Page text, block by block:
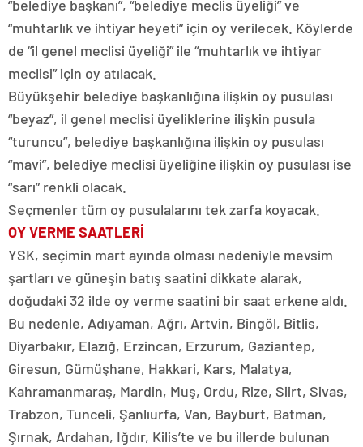
“belediye başkanı”, “belediye meclis üyeliği” ve
“muhtarlık ve ihtiyar heyeti” için oy verilecek. Köylerde
de “il genel meclisi üyeliği” ile “muhtarlık ve ihtiyar
meclisi” için oy atılacak.
Büyükşehir belediye başkanlığına ilişkin oy pusulası
“beyaz”, il genel meclisi üyeliklerine ilişkin pusula
“turuncu”, belediye başkanlığına ilişkin oy pusulası
“mavi”, belediye meclisi üyeliğine ilişkin oy pusulası ise
“sarı” renkli olacak.
Seçmenler tüm oy pusulalarını tek zarfa koyacak.
OY VERME SAATLERİ
YSK, seçimin mart ayında olması nedeniyle mevsim
şartları ve güneşin batış saatini dikkate alarak,
doğudaki 32 ilde oy verme saatini bir saat erkene aldı.
Bu nedenle, Adıyaman, Ağrı, Artvin, Bingöl, Bitlis,
Diyarbakır, Elazığ, Erzincan, Erzurum, Gaziantep,
Giresun, Gümüşhane, Hakkari, Kars, Malatya,
Kahramanmaraş, Mardin, Muş, Ordu, Rize, Siirt, Sivas,
Trabzon, Tunceli, Şanlıurfa, Van, Bayburt, Batman,
Şırnak, Ardahan, Iğdır, Kilis’te ve bu illerde bulunan